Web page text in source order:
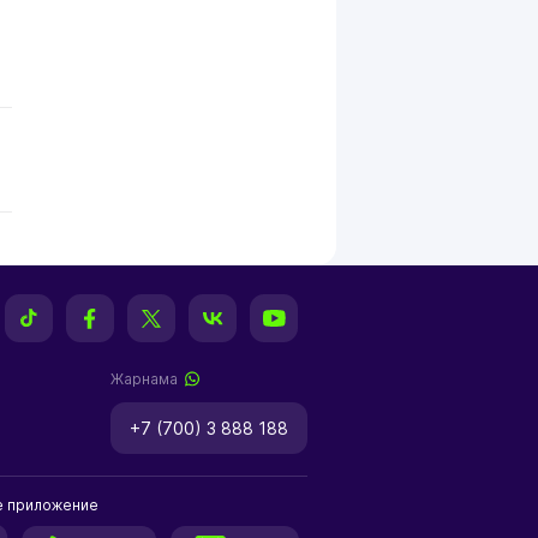
Жарнама
+7 (700) 3 888 188
приложение